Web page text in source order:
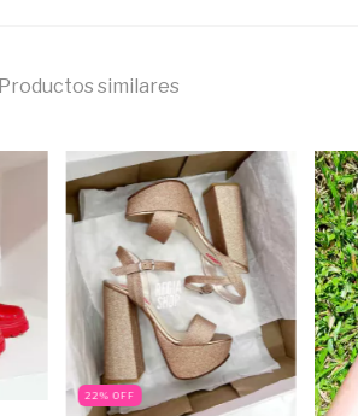
Productos similares
22%OFF